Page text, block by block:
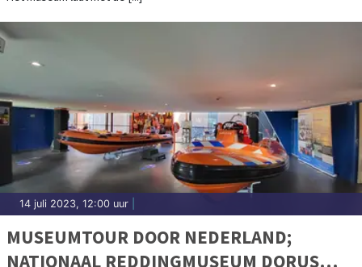
14 juli 2023, 12:00 uur
MUSEUMTOUR DOOR NEDERLAND;
NATIONAAL REDDINGMUSEUM DORUS